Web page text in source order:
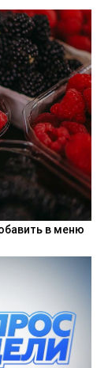
в меню